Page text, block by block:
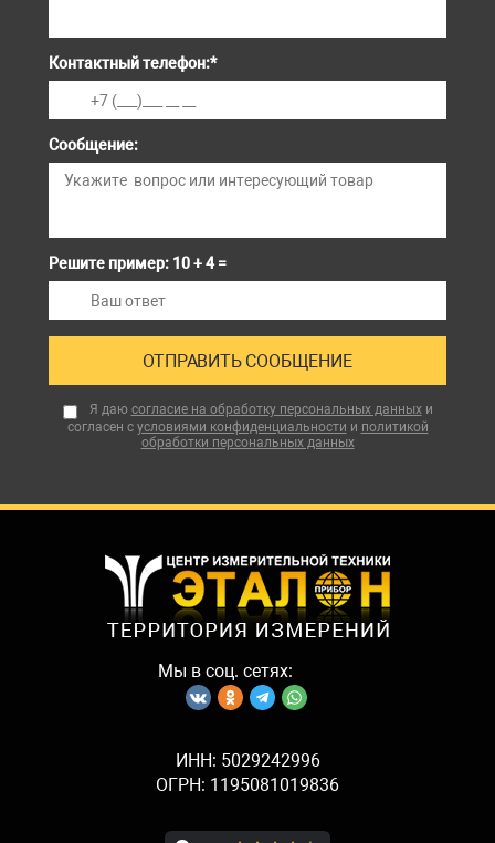
Контактный телефон:*
Сообщение:
Решите пример: 10 + 4 =
Я даю согласие на обработку персональных данныхи
согласен с условиями конфиденциальности и политикой
обработки персональных данных
Мы в соц. сетях:
ИНН: 5029242996
ОГРН: 1195081019836